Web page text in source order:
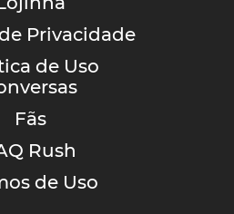
Privacidade
de Uso
Fãs
Rush
de Uso